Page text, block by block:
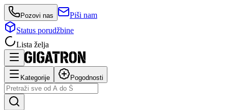
Pozovi nas
Piši nam
Status porudžbine
Lista želja
Kategorije Pogodnosti